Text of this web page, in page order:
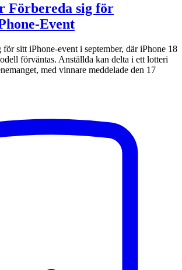
Förbereda sig för
Event
sitt iPhone-event i september, där iPhone 18
förväntas. Anställda kan delta i ett lotteri
med vinnare meddelade den 17